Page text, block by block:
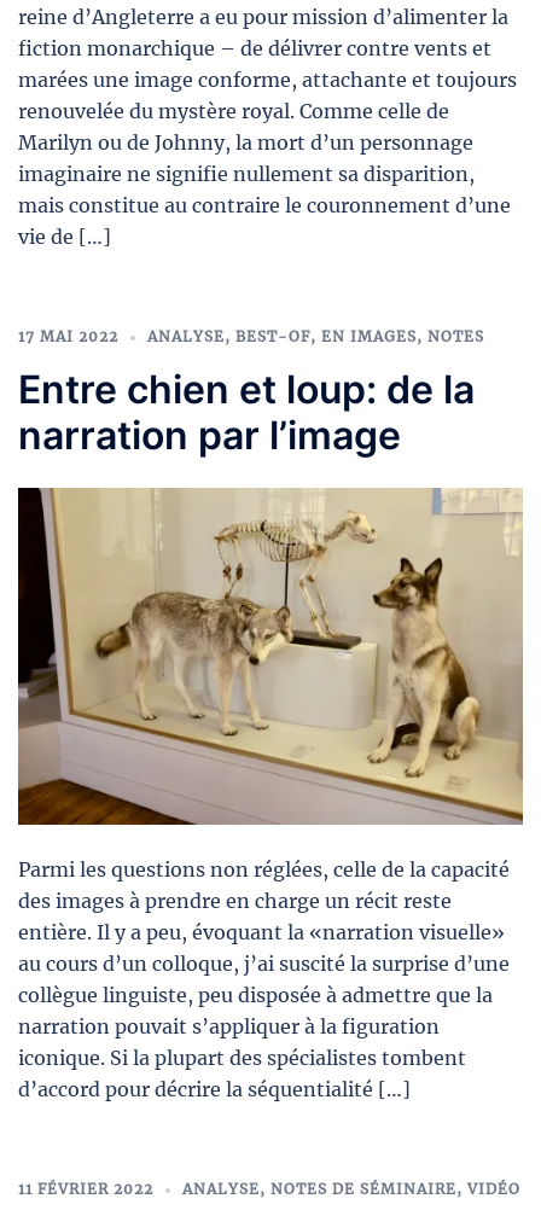
reine d’Angleterre a eu pour mission d’alimenter la
fiction monarchique – de délivrer contre vents et
marées une image conforme, attachante et toujours
renouvelée du mystère royal. Comme celle de
Marilyn ou de Johnny, la mort d’un personnage
imaginaire ne signifie nullement sa disparition,
mais constitue au contraire le couronnement d’une
vie de […]
17 MAI 2022 ANALYSE, BEST-OF, EN IMAGES, NOTES
Entre chien et loup: de la
narration par l’image
Parmi les questions non réglées, celle de la capacité
des images à prendre en charge un récit reste
entière. Il y a peu, évoquant la «narration visuelle»
au cours d’un colloque, j’ai suscité la surprise d’une
collègue linguiste, peu disposée à admettre que la
narration pouvait s’appliquer à la figuration
iconique. Si la plupart des spécialistes tombent
d’accord pour décrire la séquentialité […]
11 FÉVRIER 2022 ANALYSE, NOTES DE SÉMINAIRE, VIDÉO